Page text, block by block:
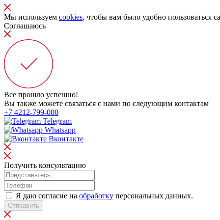
Мы используем cookies, чтобы вам было удобно пользоваться
Соглашаюсь
Все прошло успешно!
Вы также можете связаться с нами по следующим контактам
+7 4212-799-000
Telegram
Whatsapp
Вконтакте
Получить консультацию
Я даю согласие на обработку персональных данных.
Отправить